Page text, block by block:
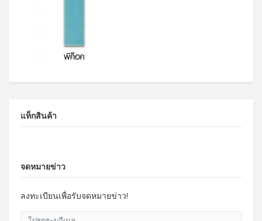
แท็กสินค้า
จดหมายข่าว
ลงทะเบียนเพื่อรับจดหมายข่าว!
โปรดระบุอีเมล.